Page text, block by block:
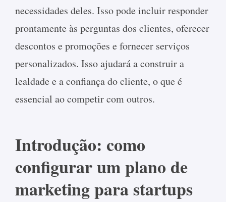
necessidades deles. Isso pode incluir responder
prontamente às perguntas dos clientes, oferecer
descontos e promoções e fornecer serviços
personalizados. Isso ajudará a construir a
lealdade e a confiança do cliente, o que é
essencial ao competir com outros.
Introdução: como
configurar um plano de
marketing para startups